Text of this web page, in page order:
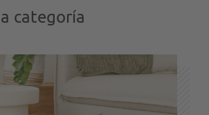
categoría